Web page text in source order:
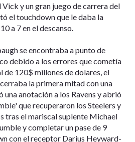
y un gran juego de carrera del
el touchdown que le daba la
a 7 en el descanso.
se encontraba a punto de
debido a los errores que cometía
de 120$ millones de dolares, el
la primera mitad con una
anotación a los Ravens y abrió
que recuperaron los Steelers y
tras el mariscal suplente Michael
y completar un pase de 9
con el receptor Darius Heyward-